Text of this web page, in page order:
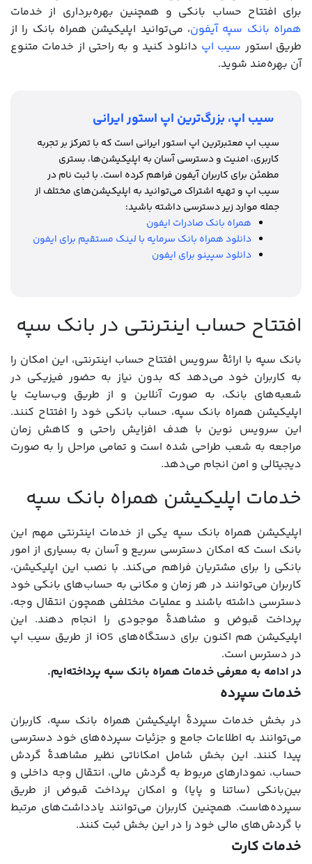
برای افتتاح حساب بانکی و همچنین بهره‌برداری از خدمات
همراه بانک سپه آیفون، می‌توانید اپلیکیشن همراه بانک را از
طریق استور سیب اپ دانلود کنید و به راحتی از خدمات متنوع
آن بهره‌مند شوید.
سیب اپ، بزرگ‌ترین اپ استور ایرانی
سیب اپ معتبرترین اپ استور ایرانی است که با تمرکز بر تجربه
کاربری، امنیت و دسترسی آسان به اپلیکیشن‌ها، بستری
مطمئن برای کاربران آیفون فراهم کرده است. با ثبت نام در
سیب اپ و تهیه اشتراک می‌توانید به اپلیکیشن‌های مختلف از
جمله موارد زیر دسترسی داشته باشید:
همراه بانک صادرات ایفون
دانلود همراه بانک سرمایه با لینک مستقیم برای ایفون
دانلود سپینو برای ایفون
افتتاح حساب اینترنتی در بانک سپه
بانک سپه با ارائۀ سرویس افتتاح حساب اینترنتی، این امکان را
به کاربران خود می‌دهد که بدون نیاز به حضور فیزیکی در
شعبه‌های بانک، به صورت آنلاین و از طریق وب‌سایت یا
اپلیکیشن همراه بانک سپه، حساب بانکی خود را افتتاح کنند.
این سرویس نوین با هدف افزایش راحتی و کاهش زمان
مراجعه به شعب طراحی شده است و تمامی مراحل را به صورت
دیجیتالی و امن انجام می‌دهد.
خدمات اپلیکیشن همراه بانک سپه
اپلیکیشن همراه بانک سپه یکی از خدمات اینترنتی مهم این
بانک است که امکان دسترسی سریع و آسان به بسیاری از امور
بانکی را برای مشتریان فراهم می‌کند. با نصب این اپلیکیشن،
کاربران می‌توانند در هر زمان و مکانی به حساب‌های بانکی خود
دسترسی داشته باشند و عملیات مختلفی همچون انتقال وجه،
پرداخت قبوض و مشاهدۀ موجودی را انجام دهند. این
اپلیکیشن هم اکنون برای دستگاه‌های iOS از طریق سیب اپ
در دسترس است.
در ادامه به معرفی خدمات همراه بانک سپه پرداخته‌ایم.
خدمات سپرده
در بخش خدمات سپردۀ اپلیکیشن همراه بانک سپه، کاربران
می‌توانند به اطلاعات جامع و جزئیات سپرده‌های خود دسترسی
پیدا کنند. این بخش شامل امکاناتی نظیر مشاهدۀ گردش
حساب، نمودارهای مربوط به گردش مالی، انتقال وجه داخلی و
بین‌بانکی (ساتنا و پایا) و امکان پرداخت قبوض از طریق
سپرده‌هاست. همچنین کاربران می‌توانند یادداشت‌های مرتبط
با گردش‌های مالی خود را در این بخش ثبت کنند.
خدمات کارت